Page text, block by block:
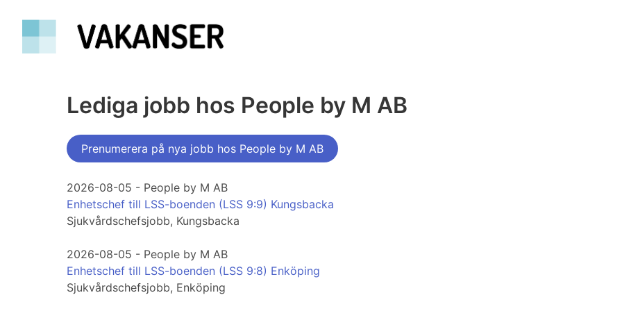
Lediga jobb hos People by M AB
Prenumerera på nya jobb hos People by M AB
2026-08-05 - People by M AB
Enhetschef till LSS-boenden (LSS 9:9) Kungsbacka
Sjukvårdschefsjobb, Kungsbacka
2026-08-05 - People by M AB
Enhetschef till LSS-boenden (LSS 9:8) Enköping
Sjukvårdschefsjobb, Enköping